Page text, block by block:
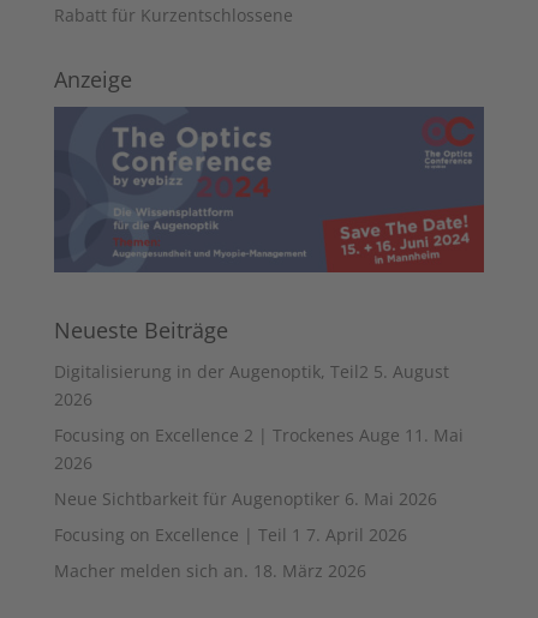
Rabatt für Kurzentschlossene
Anzeige
Neueste Beiträge
Digitalisierung in der Augenoptik, Teil2 5. August
2026
Focusing on Excellence 2 | Trockenes Auge 11. Mai
2026
Neue Sichtbarkeit für Augenoptiker 6. Mai 2026
Focusing on Excellence | Teil 1 7. April 2026
Macher melden sich an. 18. März 2026